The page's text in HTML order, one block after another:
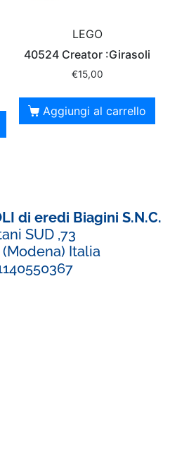
LEGO
40524 Creator :Girasoli
€15,00
Aggiungi al carrello
di eredi Biagini S.N.C.
SUD ,73
(Modena) Italia